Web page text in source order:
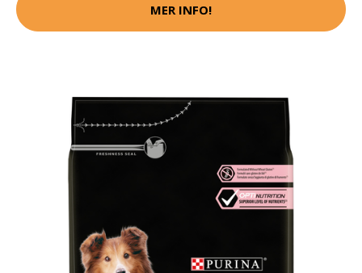
MER INFO!